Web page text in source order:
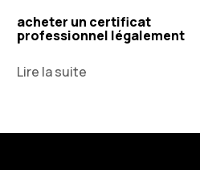
acheter un certificat
professionnel légalement
Lire la suite